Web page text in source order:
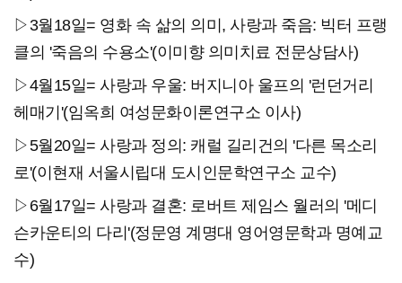
▷3월18일= 영화 속 삶의 의미, 사랑과 죽음: 빅터 프랭
클의 '죽음의 수용소'(이미향 의미치료 전문상담사)
▷4월15일= 사랑과 우울: 버지니아 울프의 '런던거리
헤매기'(임옥희 여성문화이론연구소 이사)
▷5월20일= 사랑과 정의: 캐럴 길리건의 '다른 목소리
로'(이현재 서울시립대 도시인문학연구소 교수)
▷6월17일= 사랑과 결혼: 로버트 제임스 월러의 '메디
슨카운티의 다리'(정문영 계명대 영어영문학과 명예교
수)